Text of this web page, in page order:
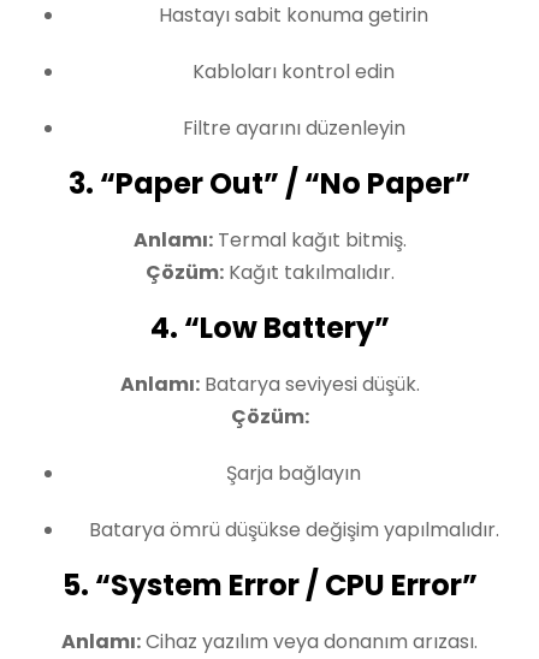
Hastayı sabit konuma getirin
Kabloları kontrol edin
Filtre ayarını düzenleyin
3. “Paper Out” / “No Paper”
Anlamı:Termal kağıt bitmiş.
Çözüm:Kağıt takılmalıdır.
4. “Low Battery”
Anlamı:Batarya seviyesi düşük.
Çözüm:
Şarja bağlayın
Batarya ömrü düşükse değişim yapılmalıdır.
5. “System Error / CPU Error”
Anlamı:Cihaz yazılım veya donanım arızası.